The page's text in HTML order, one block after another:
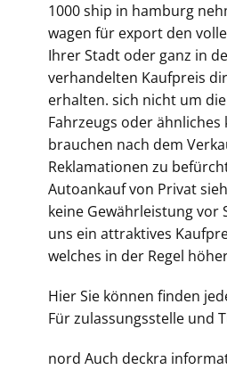
1000 ship in hamburg
wagen für export den
Ihrer Stadt oder ganz in
verhandelten Kaufpreis
erhalten. sich nicht um
Fahrzeugs oder ähnliches
brauchen nach dem
Reklamationen zu
Autoankauf von Privat
keine Gewährleistung vor
uns ein attraktives
welches in der Regel
Hier Sie können finden
Für zulassungsstelle und
nord Auch deckra